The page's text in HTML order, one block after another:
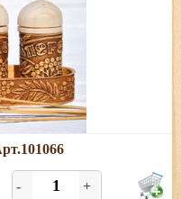
диаметр - 4,5 см. Длина
см, высота - 2 см.
- +